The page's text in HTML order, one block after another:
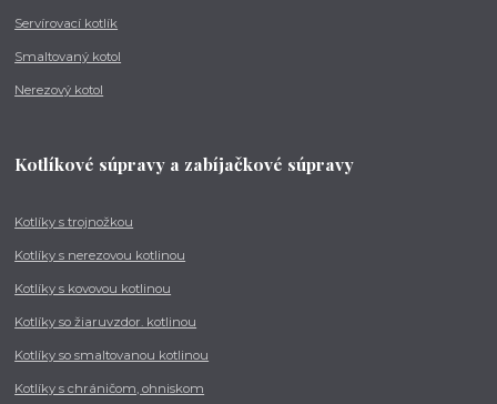
Servírovací kotlík
Smaltovaný kotol
Nerezový kotol
Kotlíkové súpravy a zabíjačkové súpravy
Kotlíky s trojnožkou
Kotlíky s nerezovou kotlinou
Kotlíky s kovovou kotlinou
Kotlíky so žiaruvzdor. kotlinou
Kotlíky so smaltovanou kotlinou
Kotlíky s chráničom, ohniskom